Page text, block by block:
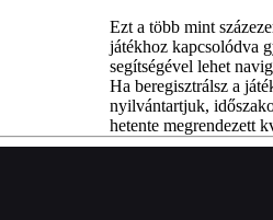
Ezt a több mint
játékhoz kapcsolódva
segítségével lehet
Ha beregisztrálsz a
nyilvántartjuk,
hetente megrendezett